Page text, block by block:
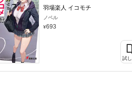
羽場楽人 イコモチ
ノベル
693
試